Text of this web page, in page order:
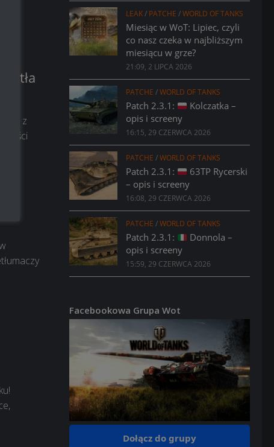
z
LEAK/ PATCHE /WORLD OF TANKS
Miesiąc w WoT: Lipiec, czyli
co nasz czeka w najbliższym
miesiącu w grze?
21:09, 2 LIPCA 2026
PATCHE /WORLD OF TANKS
Patch 2.3.1:
Kolczatka –
opis i screeny
16:15, 29 CZERWCA 2026
PATCHE /WORLD OF TANKS
Patch 2.3.1:
63TP Rycerski
– opis i screeny
16:08, 29 CZERWCA 2026
PATCHE /WORLD OF TANKS
Patch 2.3.1:
Donnola –
opis i screeny
15:59, 29 CZERWCA 2026
Facebookowa Grupa Wot
Dołącz do grupy